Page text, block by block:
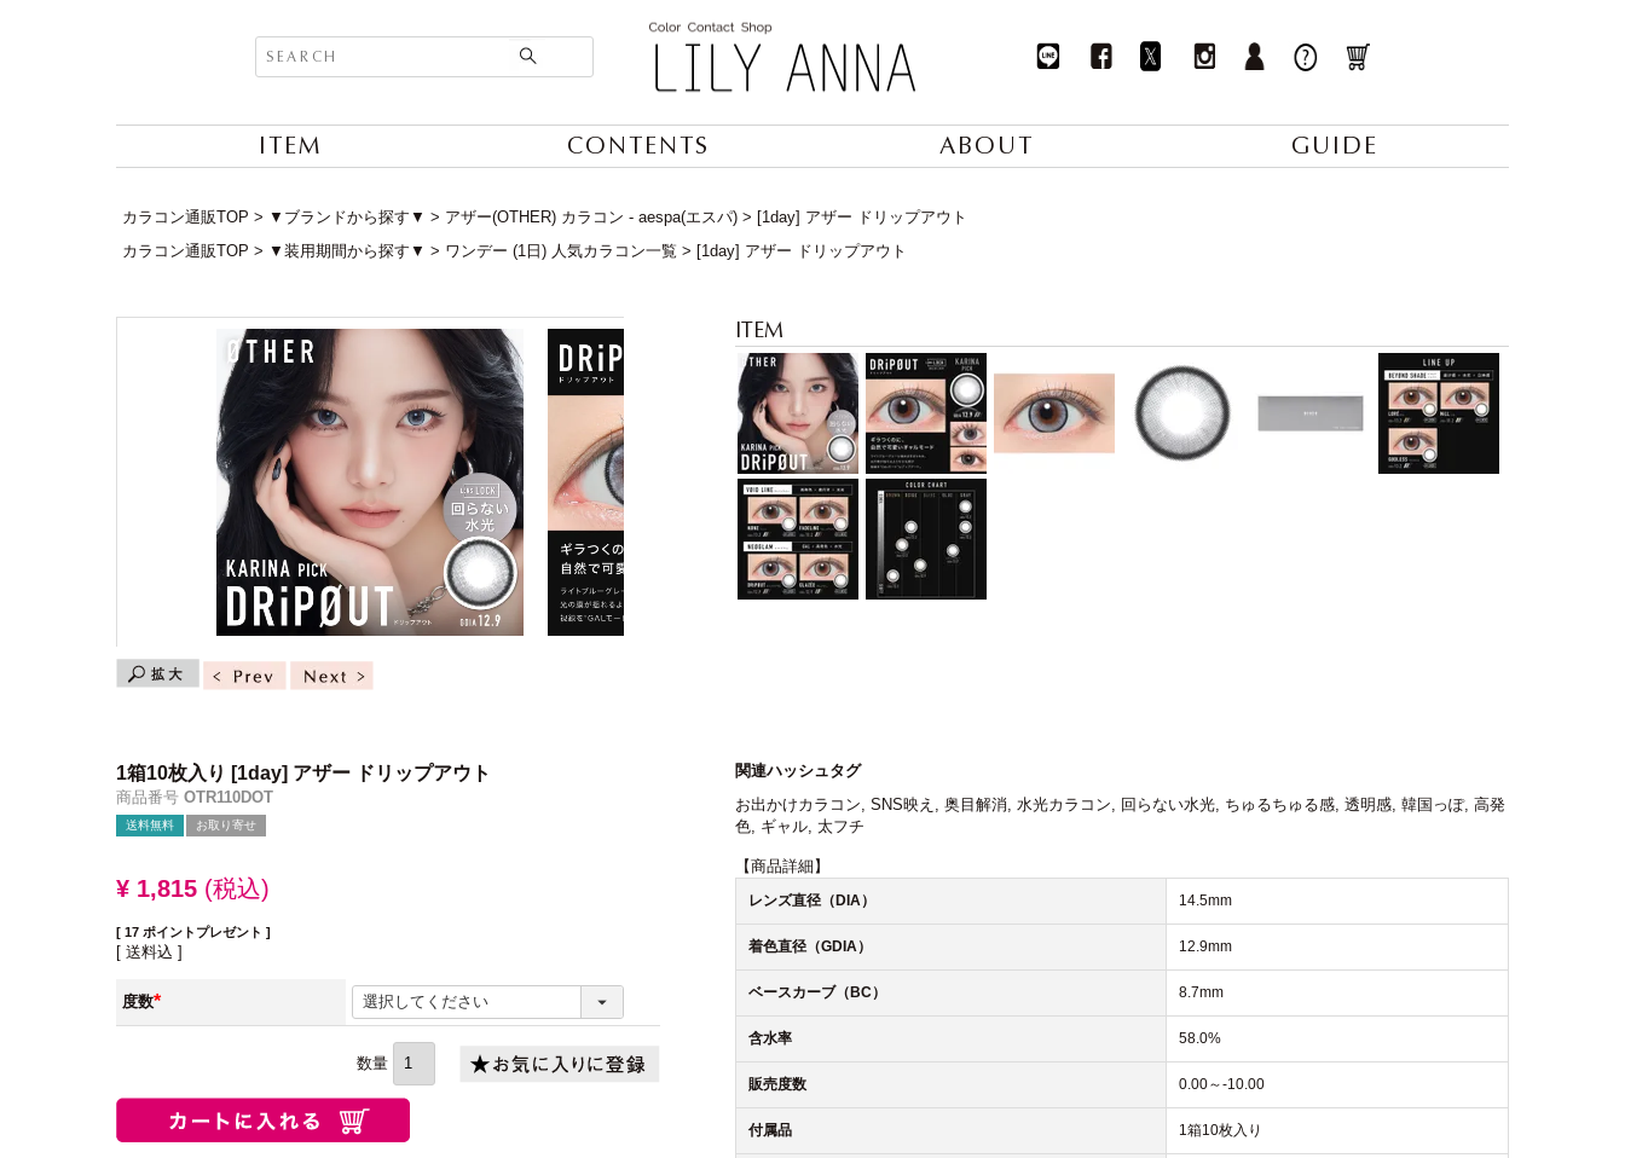
ITEM CONTENTS ABOUT GUIDE
カラコン通販TOP ▼ブランドから探す▼ アザー(OTHER) カラコン - aespa(エスパ)
[1day] アザー ドリップアウト
カラコン通販TOP
▼装用期間から探す▼ ワンデー (1日) 人気カラコン一覧 [1day] アザー ドリップアウト
1箱10枚入り [1day] アザー ドリップアウト
商品番号 OTR110DOT
送料無料 お取り寄せ
¥ 1,815 税込
[ 17 ポイントプレゼント ]
送料込
度数
(必
関連ハッシュタグ
お出かけカラコン, SNS映え , 奥目解消, 水光カラコン, 回らない水光, ちゅるちゅる感, 透明感, 韓国っぽ, 高発
色, ギャル, 太フチ
【商品詳細】
レンズ直径（DIA） 14.5mm
着色直径（GDIA） 12.9mm
ベースカーブ（BC） 8.7mm
含水率 58.0%
販売度数 0.00～-10.00
付属品 1箱10枚入り